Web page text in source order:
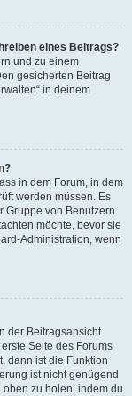
eines Beitrags?
und zu einem
gesicherten Beitrag
in deinem
in dem Forum, in dem
werden müssen. Es
Gruppe von Benutzern
möchte, bevor sie
Administration, wenn
der Beitragsansicht
Seite des Forums
dann ist die Funktion
ist nicht genügend
zu holen, indem du